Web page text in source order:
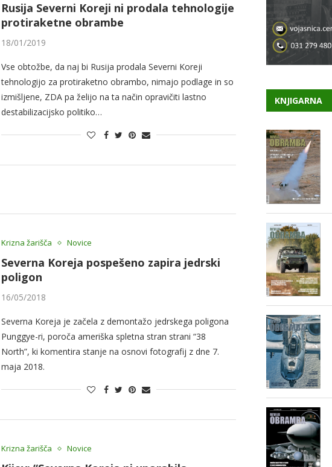
Rusija Severni Koreji ni prodala tehnologije
protiraketne obrambe
18/01/2019
Vse obtožbe, da naj bi Rusija prodala Severni Koreji
tehnologijo za protiraketno obrambo, nimajo podlage in so
izmišljene, ZDA pa želijo na ta način opravičiti lastno
destabilizacijsko politiko…
Krizna žarišča Novice
Severna Koreja pospešeno zapira jedrski
poligon
16/05/2018
Severna Koreja je začela z demontažo jedrskega poligona
Punggye-ri, poroča ameriška spletna stran strani “38
North”, ki komentira stanje na osnovi fotografij z dne 7.
maja 2018.
Krizna žarišča Novice
KNJIGARNA